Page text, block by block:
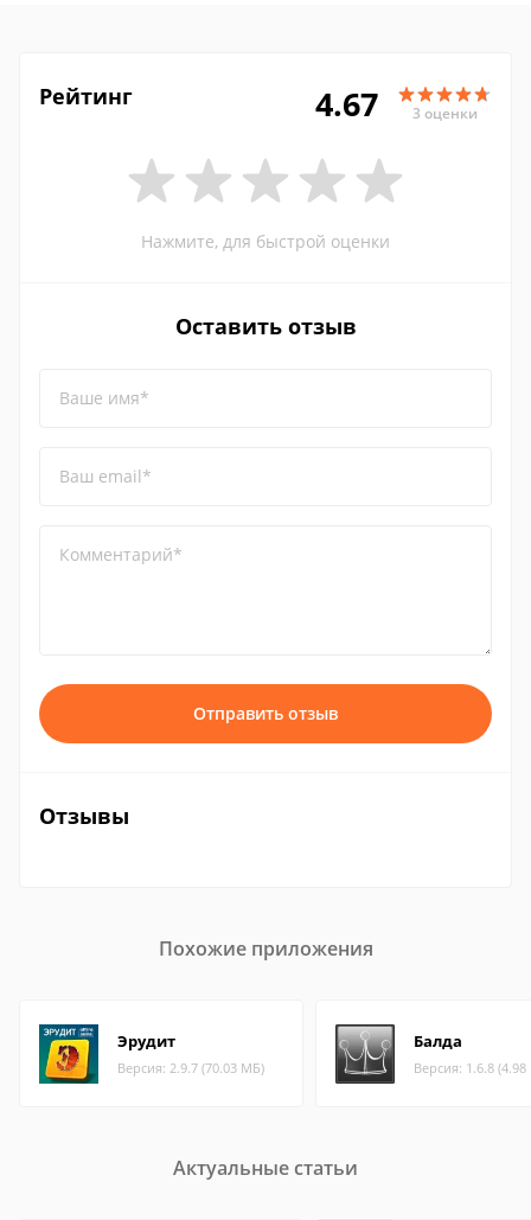
Рейтинг 4.67 3 оценки
Нажмите, для быстрой оценки
Оставить отзыв
Ваше имя*
Ваш email*
Комментарий*
Отправить отзыв
Отзывы
Похожие приложения
Эрудит
Версия: 2.9.7 (70.03 МБ)
Балда
Версия: 1.6.8
Актуальные статьи